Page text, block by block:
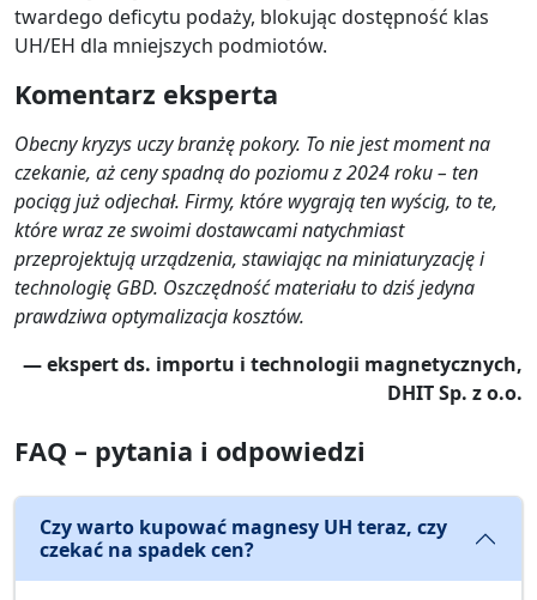
twardego deficytu podaży, blokując dostępność klas
UH/EH dla mniejszych podmiotów.
Komentarz eksperta
Obecny kryzys uczy branżę pokory. To nie jest moment na
czekanie, aż ceny spadną do poziomu z 2024 roku – ten
pociąg już odjechał. Firmy, które wygrają ten wyścig, to te,
które wraz ze swoimi dostawcami natychmiast
przeprojektują urządzenia, stawiając na miniaturyzację i
technologię GBD. Oszczędność materiału to dziś jedyna
prawdziwa optymalizacja kosztów.
— ekspert ds. importu i technologii magnetycznych,
DHIT Sp. z o.o.
FAQ – pytania i odpowiedzi
Czy warto kupować magnesy UH teraz, czy
czekać na spadek cen?